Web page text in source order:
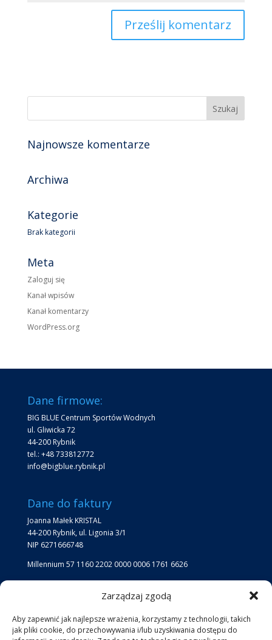
Zarządzaj zgodą
Aby zapewnić jak najlepsze wrażenia, korzystamy z technologii, takich
jak pliki cookie, do przechowywania i/lub uzyskiwania dostępu do
Najnowsze komentarze
Archiwa
Kategorie
Brak kategorii
Meta
Zaloguj się
Kanał wpisów
Kanał komentarzy
WordPress.org
Dane firmowe:
BIG BLUE Centrum Sportów Wodnych
ul. Gliwicka 72
44-200 Rybnik
tel.: +48 733812772
info@bigblue.rybnik.pl
Dane do faktury
Joanna Małek KRISTAL
44-200 Rybnik, ul. Ligonia 3/1
NIP 6271666748
Millennium 57 1160 2202 0000 0006 1761 6626
Lokalizacja Big Blue:
jezioro przy kąpielisku Ruda